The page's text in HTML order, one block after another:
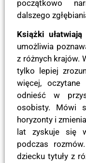
początkowo
dalszego
Książki
umożliwia
z różnych krajów.
tylko lepiej
więcej,
odnieść w
osobisty. Mówi
horyzonty i
lat zyskuje się
podczas
dziecku tytuły z